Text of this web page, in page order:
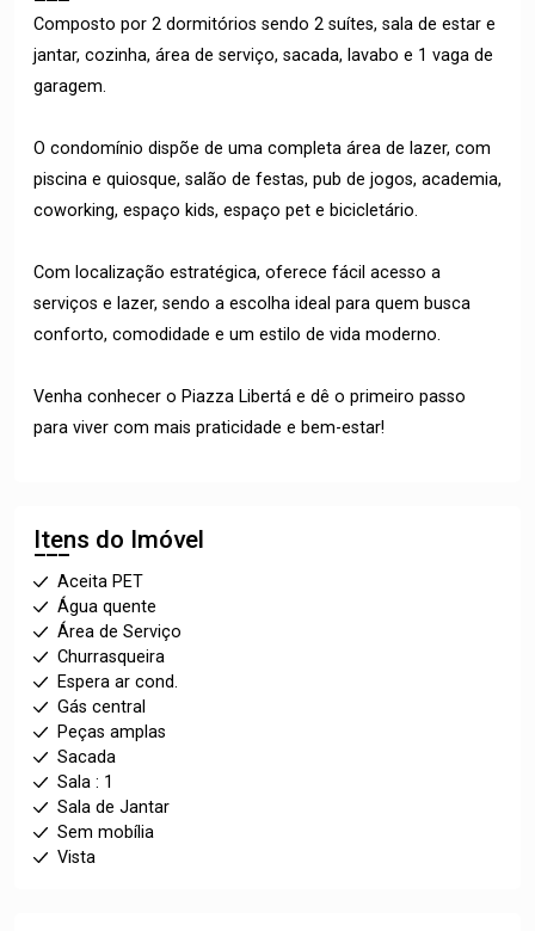
Composto por 2 dormitórios sendo 2 suítes, sala de estar e
jantar, cozinha, área de serviço, sacada, lavabo e 1 vaga de
garagem.
O condomínio dispõe de uma completa área de lazer, com
piscina e quiosque, salão de festas, pub de jogos, academia,
coworking, espaço kids, espaço pet e bicicletário.
Com localização estratégica, oferece fácil acesso a
serviços e lazer, sendo a escolha ideal para quem busca
conforto, comodidade e um estilo de vida moderno.
Venha conhecer o Piazza Libertá e dê o primeiro passo
para viver com mais praticidade e bem-estar!
Itens do Imóvel
Aceita PET
Água quente
Área de Serviço
Churrasqueira
Espera ar cond.
Gás central
Peças amplas
Sacada
Sala : 1
Sala de Jantar
Sem mobília
Vista